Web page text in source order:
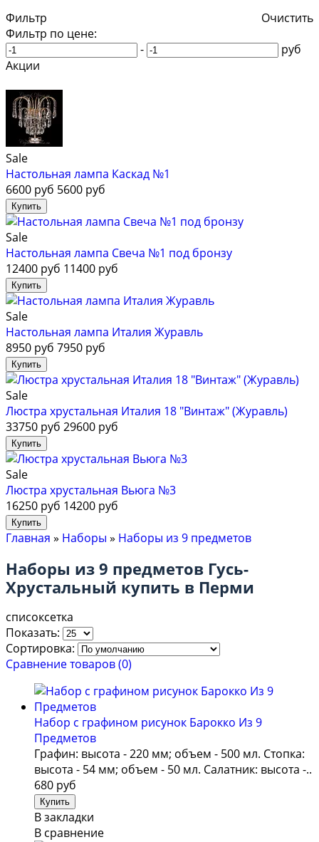
Фильтр
Очистить
Фильтр по цене:
-
руб
Акции
Sale
Настольная лампа Каскад №1
6600 руб 5600 руб
Sale
Настольная лампа Свеча №1 под бронзу
12400 руб 11400 руб
Sale
Настольная лампа Италия Журавль
8950 руб 7950 руб
Sale
Люстра хрустальная Италия 18 "Винтаж" (Журавль)
33750 руб 29600 руб
Sale
Люстра хрустальная Вьюга №3
16250 руб 14200 руб
Главная » Наборы » Наборы из 9 предметов
Наборы из 9 предметов Гусь-
Хрустальный купить в Перми
списоксетка
Показать:
Сортировка:
Сравнение товаров (0)
Набор с графином рисунок Барокко Из 9
Предметов
Графин: высота - 220 мм; объем - 500 мл. Стопка:
высота - 54 мм; объем - 50 мл. Салатник: высота -..
680 руб
В закладки
В сравнение